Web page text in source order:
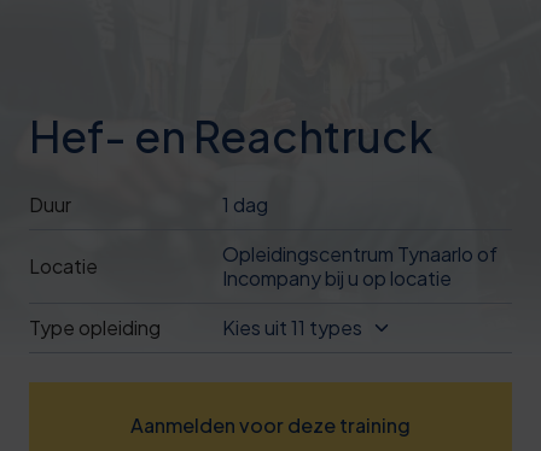
Hef- en Reachtruck
Duur 1 dag
Locatie
Opleidingscentrum Tynaarlo of
Incompany bij u op locatie
Type opleiding
Kies uit 11 types
Aanmelden voor deze training
Jouw e-mailadres
Deze review is gebaseerd op mijn eigen
Verzend beoordeling